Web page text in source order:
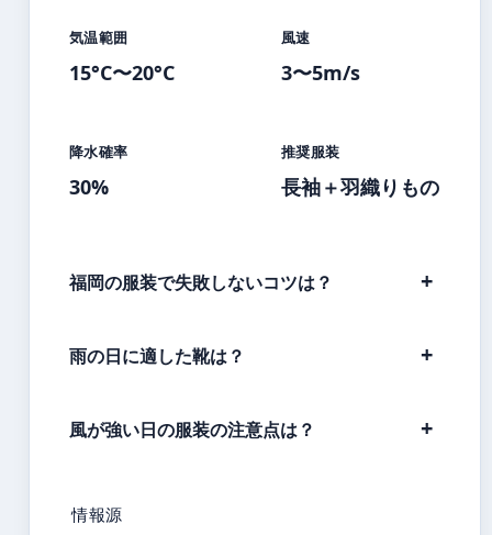
気温範囲
15°C〜20°C
風速
3〜5m/s
降水確率
30%
推奨服装
長袖＋羽織りもの
福岡の服装で失敗しないコツは？
雨の日に適した靴は？
風が強い日の服装の注意点は？
情報源